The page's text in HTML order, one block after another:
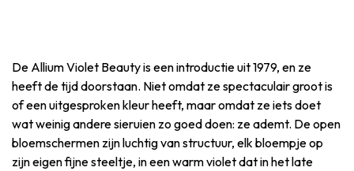
De Allium Violet Beauty is een introductie uit 1979, en ze
heeft de tijd doorstaan. Niet omdat ze spectaculair groot is
of een uitgesproken kleur heeft, maar omdat ze iets doet
wat weinig andere sieruien zo goed doen: ze ademt. De open
bloemschermen zijn luchtig van structuur, elk bloempje op
zijn eigen fijne steeltje, in een warm violet dat in het late